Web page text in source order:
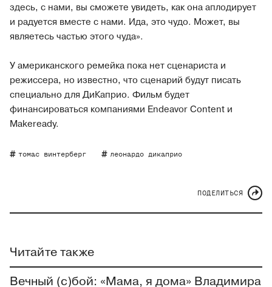
здесь, с нами, вы сможете увидеть, как она аплодирует
и радуется вместе с нами. Ида, это чудо. Может, вы
являетесь частью этого чуда».
У американского ремейка пока нет сценариста и
режиссера, но известно, что сценарий будут писать
специально для ДиКаприо. Фильм будет
финансироваться компаниями Endeavor Content и
Makeready.
томас винтерберг леонардо дикаприо
ПОДЕЛИТЬСЯ
Читайте также
Вечный (с)бой: «Мама, я дома» Владимира